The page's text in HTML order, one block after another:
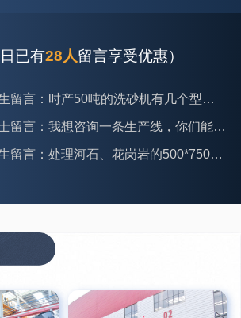
日已有28人留言享受优惠）
留言：我想咨询一条生产线，你们能做吗？
言：处理河石、花岗岩的500*750颚破机什么价位？
留言：石头碎沙设备和洗砂设备有吗？
言：这款破碎机一小时产能多大？是用电的还是燃油的？
留言：50吨左右的制砂机大概什么价位？
留言：洗石英砂全套设备有哪些？